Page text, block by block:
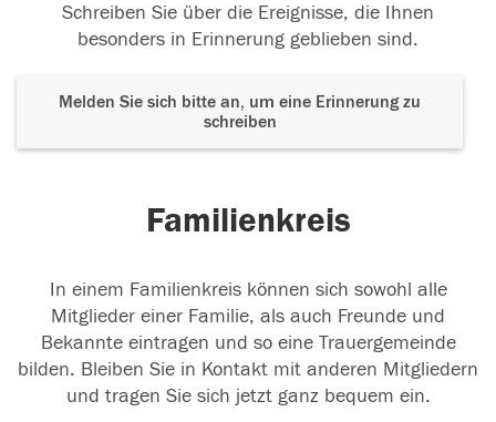
Schreiben Sie über die Ereignisse, die Ihnen
besonders in Erinnerung geblieben sind.
Melden Sie sich bitte an, um eine Erinnerung zu
schreiben
Familienkreis
In einem Familienkreis können sich sowohl alle
Mitglieder einer Familie, als auch Freunde und
Bekannte eintragen und so eine Trauergemeinde
bilden. Bleiben Sie in Kontakt mit anderen Mitgliedern
und tragen Sie sich jetzt ganz bequem ein.